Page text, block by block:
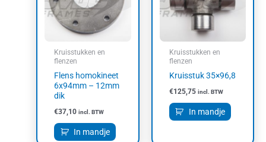
Kruisstukken en
flenzen
Flens homokineet
6x94mm – 12mm
dik
€37,10 incl. BTW
In mandje
Kruisstukken en
flenzen
Kruisstuk 35×96,8
€125,75 incl. BTW
In mandje